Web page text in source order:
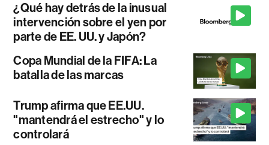
¿Qué hay detrás de la inusual
intervención sobre el yen por
parte de EE. UU. y Japón?
Copa Mundial de la FIFA: La
batalla de las marcas
Trump afirma que EE.UU.
"mantendrá el estrecho" y lo
controlará